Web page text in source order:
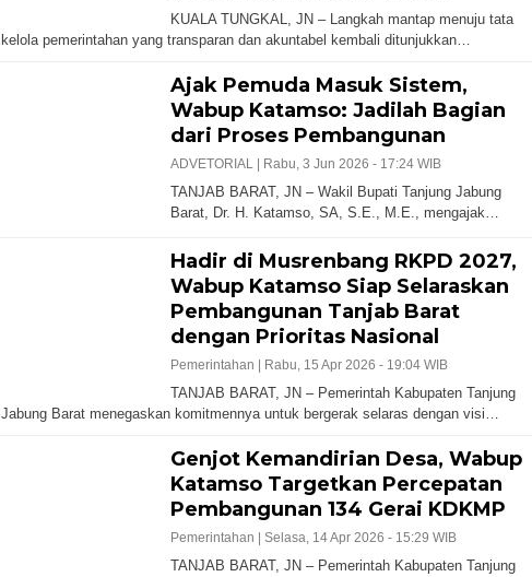
KUALA TUNGKAL, JN – Langkah mantap menuju tata
kelola pemerintahan yang transparan dan akuntabel kembali ditunjukkan…
Ajak Pemuda Masuk Sistem,
Wabup Katamso: Jadilah Bagian
dari Proses Pembangunan
ADVETORIAL | Rabu, 3 Jun 2026 - 17:24 WIB
TANJAB BARAT, JN – Wakil Bupati Tanjung Jabung
Barat, Dr. H. Katamso, SA, S.E., M.E., mengajak…
Hadir di Musrenbang RKPD 2027,
Wabup Katamso Siap Selaraskan
Pembangunan Tanjab Barat
dengan Prioritas Nasional
Pemerintahan | Rabu, 15 Apr 2026 - 19:04 WIB
TANJAB BARAT, JN – Pemerintah Kabupaten Tanjung
Jabung Barat menegaskan komitmennya untuk bergerak selaras dengan visi…
Genjot Kemandirian Desa, Wabup
Katamso Targetkan Percepatan
Pembangunan 134 Gerai KDKMP
Pemerintahan | Selasa, 14 Apr 2026 - 15:29 WIB
TANJAB BARAT, JN – Pemerintah Kabupaten Tanjung